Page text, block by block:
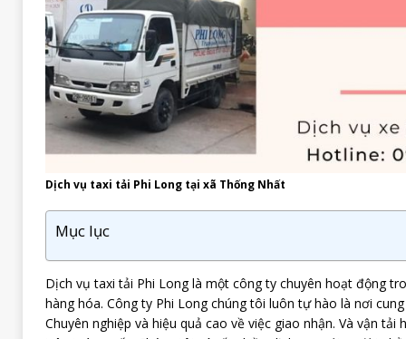
Dịch vụ taxi tải Phi Long tại xã Thống Nhất
Mục lục
Dịch vụ taxi tải Phi Long là một công ty chuyên hoạt động
hàng hóa. Công ty Phi Long chúng tôi luôn tự hào là nơi
Chuyên nghiệp và hiệu quả cao về việc giao nhận. Và vận tải